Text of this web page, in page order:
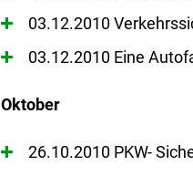
03.12.2010
03.12.2010 Eine
Oktober
26.10.2010 PKW-